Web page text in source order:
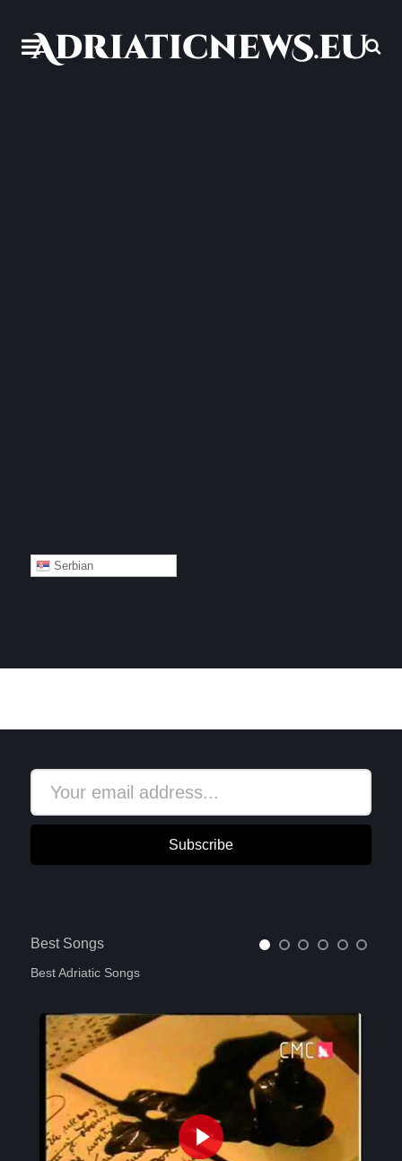
Serbian
Subscribe
Best Songs
Best Adriatic Songs